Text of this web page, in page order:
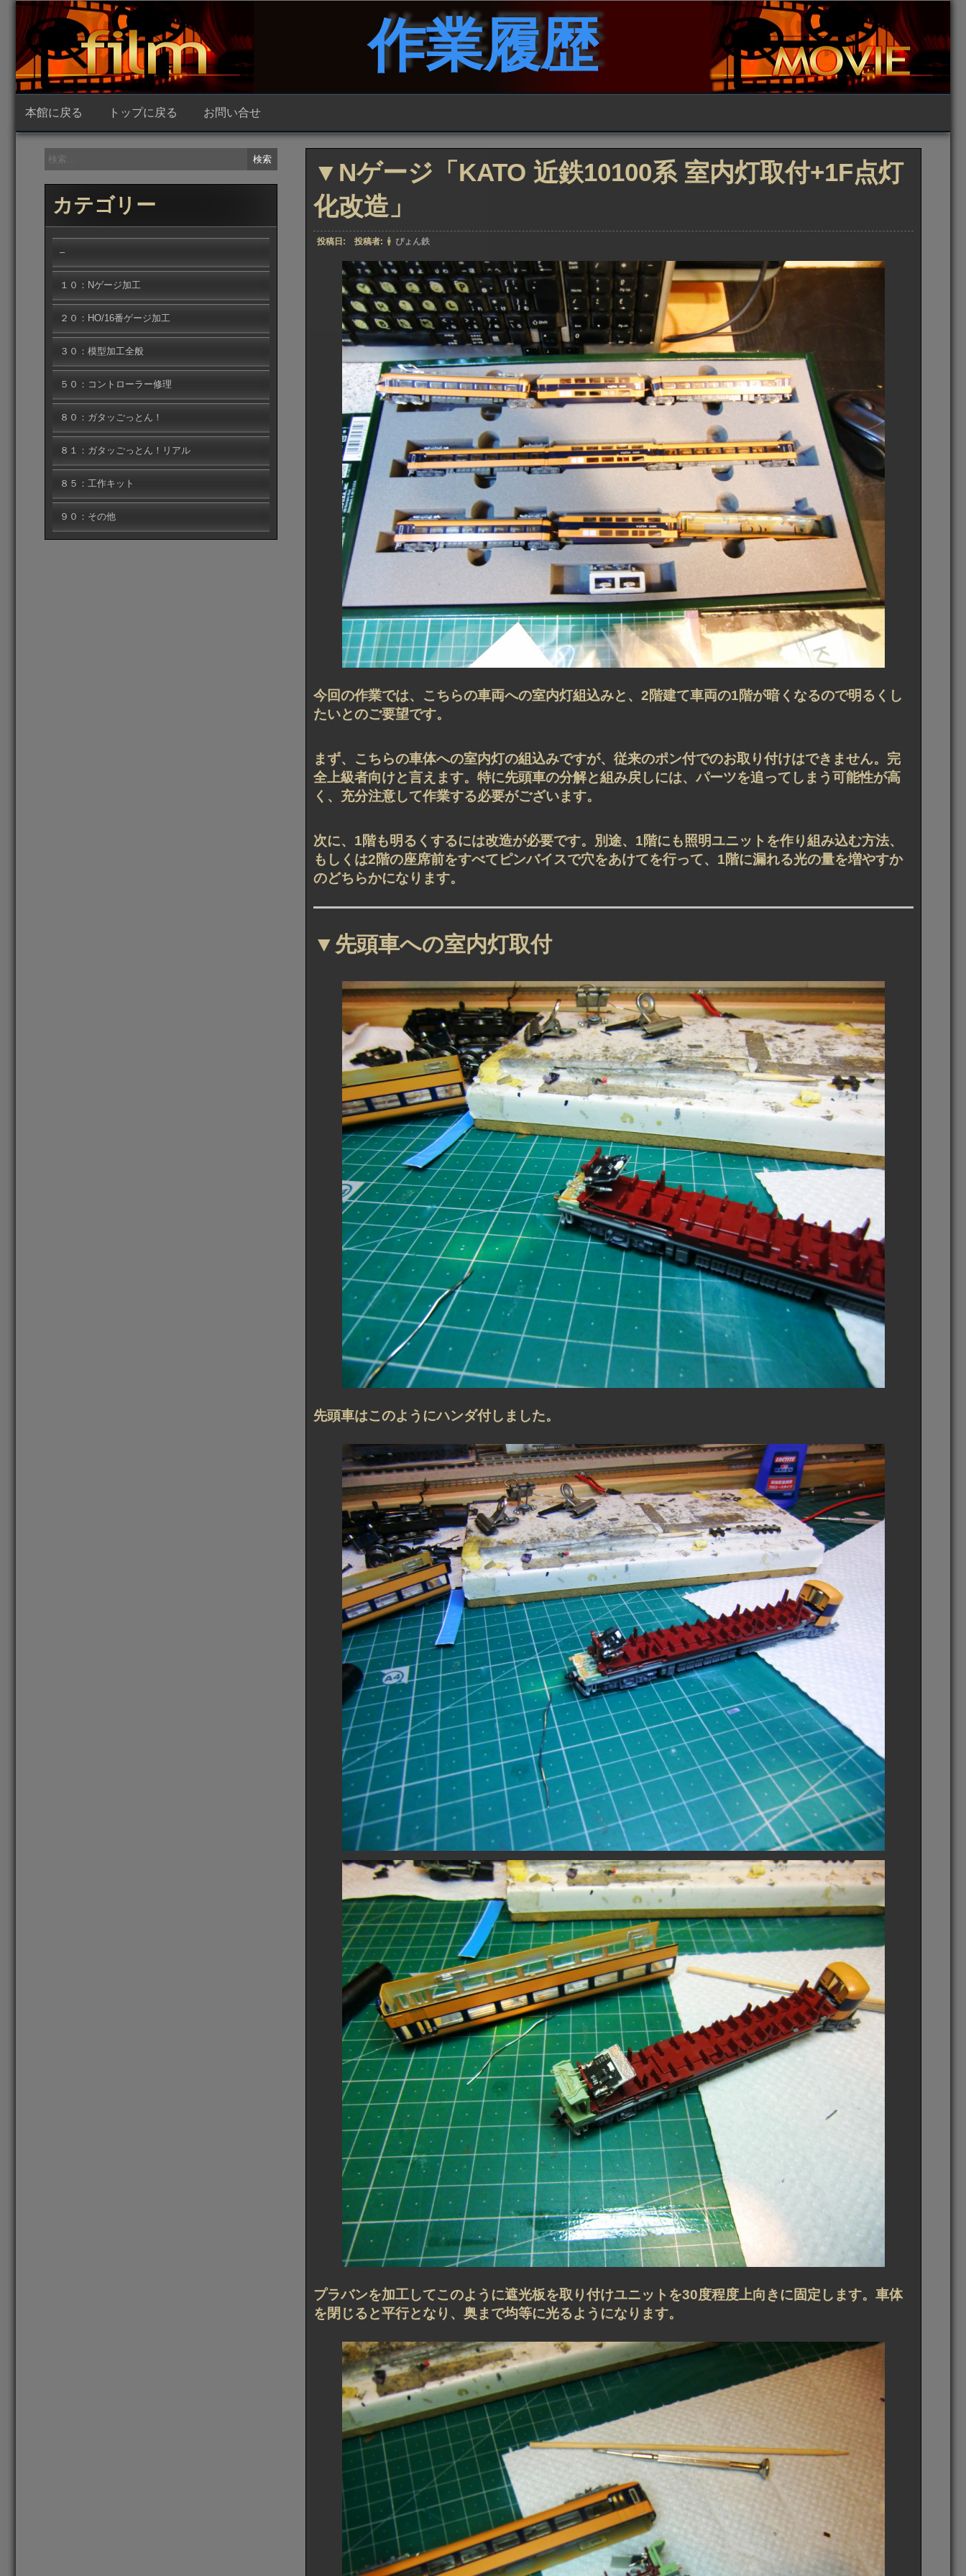
コ
テ
ン
ツ
へ
ス
キ
作業履歴
本館に戻る トップに戻る お問い合せ
▼Nゲージ「KATO 近鉄10100系 室内灯取付+1F点灯
化改造」
投稿日: 投稿者: ぴょん鉄
今回の作業では、こちらの車両への室内灯組込みと、2階建て車両の1階が暗くなるので明るくし
たいとのご要望です。
まず、こちらの車体への室内灯の組込みですが、従来のポン付でのお取り付けはできません。完
全上級者向けと言えます。特に先頭車の分解と組み戻しには、パーツを追ってしまう可能性が高
く、充分注意して作業する必要がございます。
次に、1階も明るくするには改造が必要です。別途、1階にも照明ユニットを作り組み込む方法、
もしくは2階の座席前をすべてピンバイスで穴をあけてを行って、1階に漏れる光の量を増やすか
のどちらかになります。
▼先頭車への室内灯取付
先頭車はこのようにハンダ付しました。
プラバンを加工してこのように遮光板を取り付けユニットを30度程度上向きに固定します。車体
を閉じると平行となり、奥まで均等に光るようになります。
検
索:
カテゴリー
–
１０：Nゲージ加工
２０：HO/16番ゲージ加工
３０：模型加工全般
５０：コントローラー修理
８０：ガタッごっとん！
８１：ガタッごっとん！リアル
８５：工作キット
９０：その他